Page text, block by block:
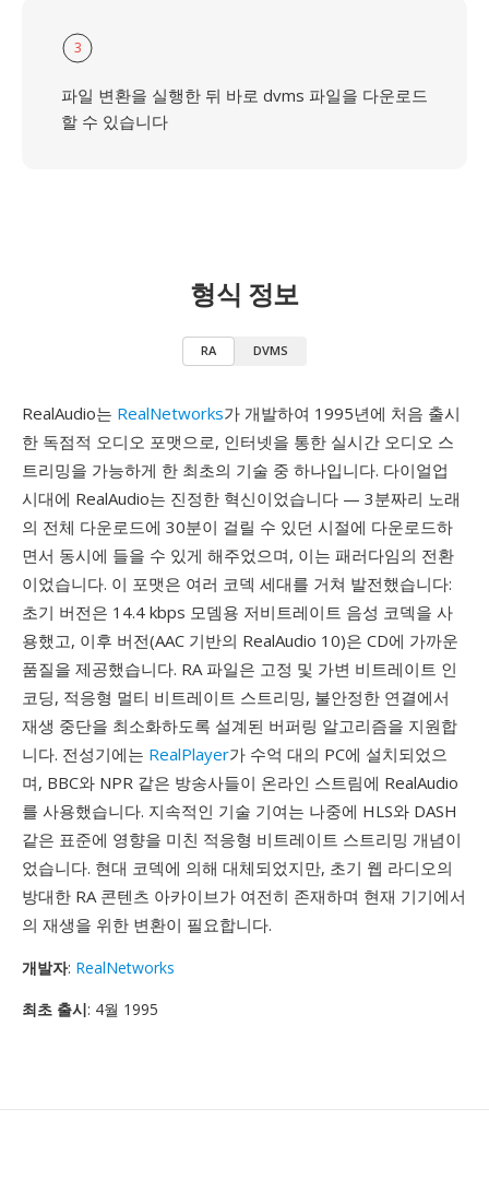
3
파일 변환을 실행한 뒤 바로 dvms 파일을 다운로드
할 수 있습니다
형식 정보
RA DVMS
RealAudio는 RealNetworks가 개발하여 1995년에 처음 출시
한 독점적 오디오 포맷으로, 인터넷을 통한 실시간 오디오 스
트리밍을 가능하게 한 최초의 기술 중 하나입니다. 다이얼업
시대에 RealAudio는 진정한 혁신이었습니다 — 3분짜리 노래
의 전체 다운로드에 30분이 걸릴 수 있던 시절에 다운로드하
면서 동시에 들을 수 있게 해주었으며, 이는 패러다임의 전환
이었습니다. 이 포맷은 여러 코덱 세대를 거쳐 발전했습니다:
초기 버전은 14.4 kbps 모뎀용 저비트레이트 음성 코덱을 사
용했고, 이후 버전(AAC 기반의 RealAudio 10)은 CD에 가까운
품질을 제공했습니다. RA 파일은 고정 및 가변 비트레이트 인
코딩, 적응형 멀티 비트레이트 스트리밍, 불안정한 연결에서
재생 중단을 최소화하도록 설계된 버퍼링 알고리즘을 지원합
니다. 전성기에는 RealPlayer가 수억 대의 PC에 설치되었으
며, BBC와 NPR 같은 방송사들이 온라인 스트림에 RealAudio
를 사용했습니다. 지속적인 기술 기여는 나중에 HLS와 DASH
같은 표준에 영향을 미친 적응형 비트레이트 스트리밍 개념이
었습니다. 현대 코덱에 의해 대체되었지만, 초기 웹 라디오의
방대한 RA 콘텐츠 아카이브가 여전히 존재하며 현재 기기에서
의 재생을 위한 변환이 필요합니다.
개발자: RealNetworks
최초 출시: 4월 1995